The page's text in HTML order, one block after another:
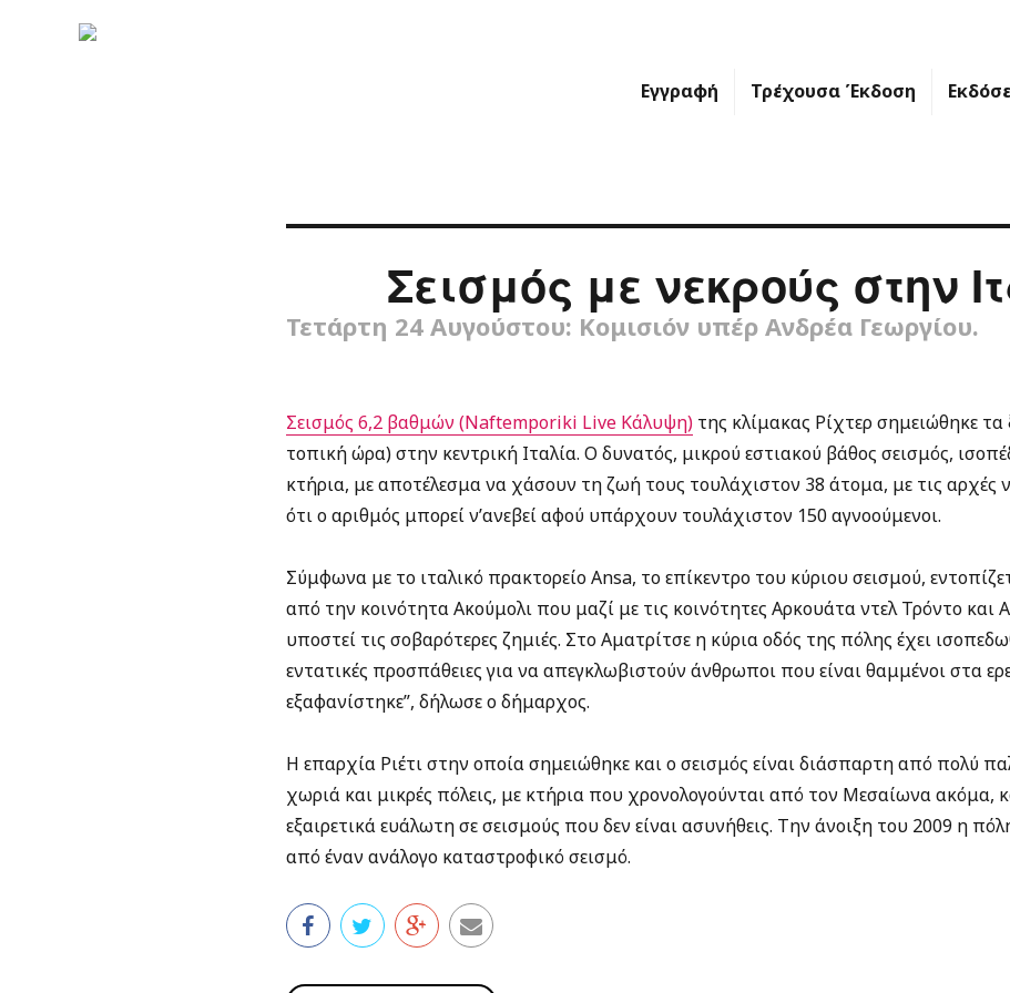
Εγγραφή Τρέχουσα Έκδοση
Σεισμός με νεκρούς στην
Τετάρτη 24 Αυγούστου: Κομισιόν υπέρ Ανδρέα Γεωργίου.
Σεισμός 6,2 βαθμών (Naftemporiki Live Κάλυψη)της κλίμακας Ρίχτερ σημειώθηκε
τοπική ώρα) στην κεντρική Ιταλία. Ο δυνατός, μικρού εστιακού βάθος σεισμός,
κτήρια, με αποτέλεσμα να χάσουν τη ζωή τους τουλάχιστον 38 άτομα, με τις αρχές
ότι ο αριθμός μπορεί ν’ανεβεί αφού υπάρχουν τουλάχιστον 150 αγνοούμενοι.
Σύμφωνα με το ιταλικό πρακτορείο Ansa, το επίκεντρο του κύριου σεισμού,
από την κοινότητα Ακούμολι που μαζί με τις κοινότητες Αρκουάτα ντελ Τρόντο και
υποστεί τις σοβαρότερες ζημιές. Στο Αματρίτσε η κύρια οδός της πόλης έχει
εντατικές προσπάθειες για να απεγκλωβιστούν άνθρωποι που είναι θαμμένοι στα
εξαφανίστηκε”, δήλωσε ο δήμαρχος.
Η επαρχία Ριέτι στην οποία σημειώθηκε και ο σεισμός είναι διάσπαρτη από πολύ
χωριά και μικρές πόλεις, με κτήρια που χρονολογούνται από τον Μεσαίωνα ακόμα,
εξαιρετικά ευάλωτη σε σεισμούς που δεν είναι ασυνήθεις. Την άνοιξη του 2009 η
από έναν ανάλογο καταστροφικό σεισμό.